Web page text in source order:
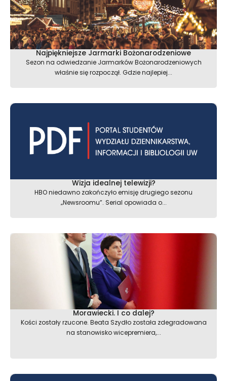
Najpiękniejsze Jarmarki Bożonarodzeniowe
Sezon na odwiedzanie Jarmarków Bożonarodzeniowych
właśnie się rozpoczął. Gdzie najlepiej...
Wizja idealnej telewizji?
HBO niedawno zakończyło emisję drugiego sezonu
„Newsroomu”. Serial opowiada o...
Morawiecki. I co dalej?
Kości zostały rzucone. Beata Szydło została zdegradowana
na stanowisko wicepremiera,...